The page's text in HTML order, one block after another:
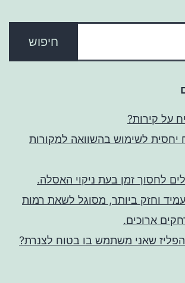
על קירות?
יחסית לשימוש בהשוואה למקורות
לחסוך זמן בעת ניקוי האסלה.
עמיד וחזק ביותר, מסוגל לשאת רמות
ארוכים.
הפליז שאני משתמש בו בטוח לצנרת?